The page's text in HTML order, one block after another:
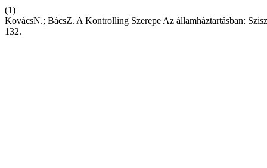
(1)
KovácsN.; BácsZ. A Kontrolling Szerepe Az államháztartásban:
132.